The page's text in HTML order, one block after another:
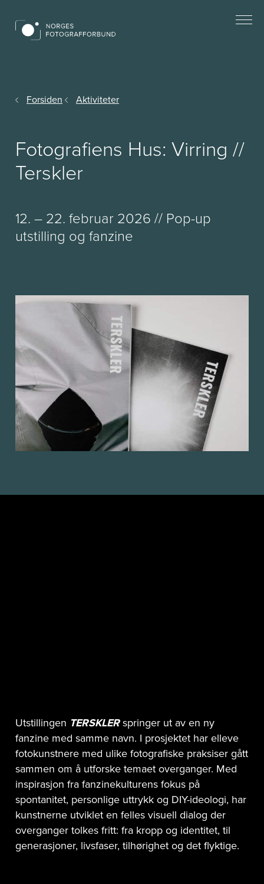
Forsiden Aktiviteter
Fotografiens Hus: Virring //
Terskler
12. – 22. februar 2026 // Pop-up
utstilling og fanzine
Utstillingen TERSKLERspringer ut av en ny
fanzine med samme navn. I prosjektet har elleve
fotokunstnere med ulike fotografiske praksiser gått
sammen om å utforske temaet overganger. Med
inspirasjon fra fanzinekulturens fokus på
spontanitet, personlige uttrykk og DIY-ideologi, har
kunstnerne utviklet en felles visuell dialog der
overganger tolkes fritt: fra kropp og identitet, til
generasjoner, livsfaser, tilhørighet og det flyktige.